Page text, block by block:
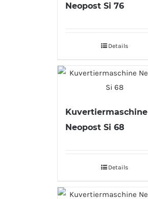
Neopost Si 76
Details
Kuvertiermaschine
Neopost Si 68
Details